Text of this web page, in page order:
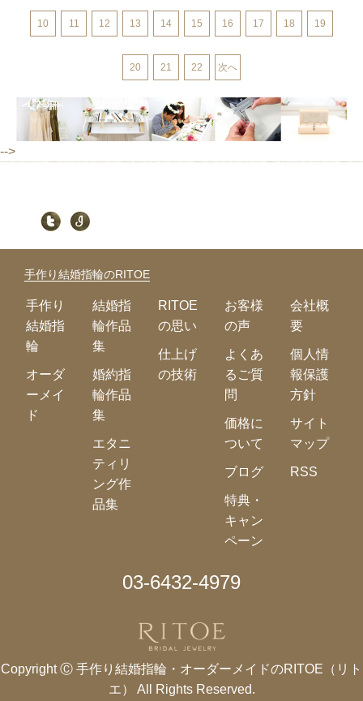
10 11 12 13 14 15 16 17 18 19
20 21 22 次へ
-->
手作り結婚指輪のRITOE
手作り
結婚指
輪
オーダ
ーメイ
ド
結婚指
輪作品
集
婚約指
輪作品
集
エタニ
ティリ
ング作
品集
RITOE
の思い
仕上げ
の技術
お客様
の声
よくあ
るご質
問
価格に
ついて
ブログ
特典・
キャン
ペーン
会社概
要
個人情
報保護
方針
サイト
マップ
RSS
03-6432-4979
Copyright Ⓒ 手作り結婚指輪・オーダーメイドのRITOE（リト
エ）
All Rights Reserved.